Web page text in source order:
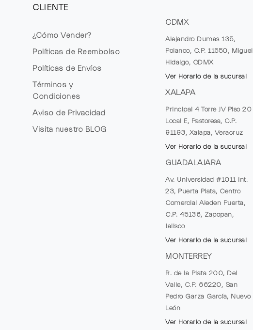
CLIENTE
¿Cómo Vender?
Políticas de Reembolso
Políticas de Envíos
Términos y
Condiciones
Aviso de Privacidad
Visita nuestro BLOG
CDMX
Alejandro Dumas 135,
Polanco, C.P. 11550, Miguel
Hidalgo, CDMX
Ver Horario de la sucursal
XALAPA
Principal 4 Torre JV Piso 20
Local E, Pastoresa, C.P.
91193, Xalapa, Veracruz
Ver Horario de la sucursal
GUADALAJARA
Av. Universidad #1011 Int.
23, Puerta Plata, Centro
Comercial Aleden Puerta,
C.P. 45136, Zapopan,
Jalisco
Ver Horario de la sucursal
MONTERREY
R. de la Plata 200, Del
Valle, C.P. 66220, San
Pedro Garza García, Nuevo
León
Ver Horario de la sucursal